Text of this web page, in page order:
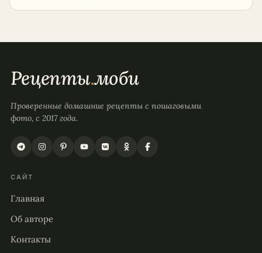
Рецепты.моби
Проверенные домашние рецепты с пошаговыми
фото, с 2017 года.
САЙТ
Главная
Об авторе
Контакты